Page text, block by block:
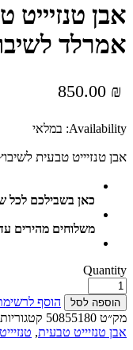
אבן
אמרלד לשיבוץ
850.00 ₪
Availability: במלאי
אבן טנזיייט טבעית לשיבוץ
כאן בשבילכם לכל
משלוחים מהירים
Quantity
הוספה לסל
הוסף
מק״ט 50855180
אבן טנזיייט טבעית, טנזיייט